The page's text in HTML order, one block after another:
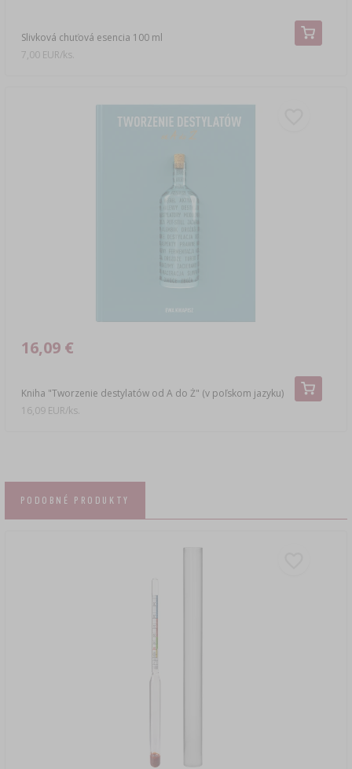
Slivková chuťová esencia 100 ml
7,00 EUR/ks.
Kniha "Tworzenie destylatów od A do Ż" (v poľskom jazyku)
16,09 €
16,09 EUR/ks.
PODOBNÉ PRODUKTY